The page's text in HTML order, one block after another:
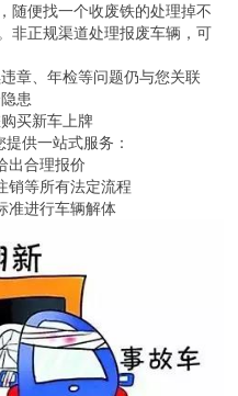
随便找一个收废铁的处理掉不
非正规渠道处理报废车辆，可
章、年检等问题仍与您关联
患
买新车上牌
供一站式服务：
出合理报价
销等所有法定流程
准进行车辆解体